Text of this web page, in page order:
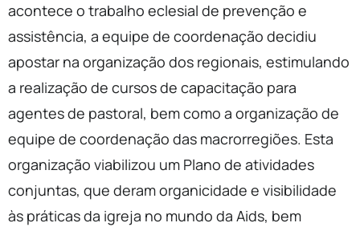
acontece o trabalho eclesial de prevenção e
assistência, a equipe de coordenação decidiu
apostar na organização dos regionais, estimulando
a realização de cursos de capacitação para
agentes de pastoral, bem como a organização de
equipe de coordenação das macrorregiões. Esta
organização viabilizou um Plano de atividades
conjuntas, que deram organicidade e visibilidade
às práticas da igreja no mundo da Aids, bem